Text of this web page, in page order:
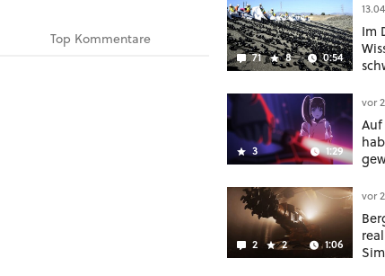
Top Kommentare
71 8 0:54
Im
3 1:29
vor
2 2 1:06
vor